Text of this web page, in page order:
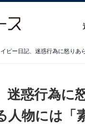
ピー日記、迷惑行為に怒りあ
迷惑行為に
物には「